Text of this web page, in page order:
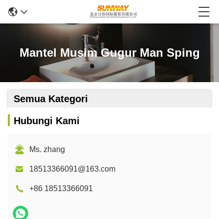
Mantel Musim Gugur Man Sping
Semua Kategori
Hubungi Kami
Ms. zhang
18513366091@163.com
+86 18513366091